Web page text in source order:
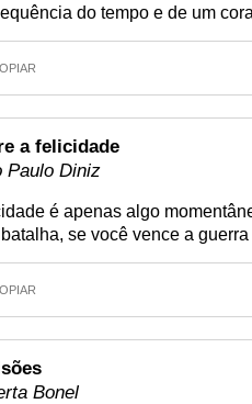
do tempo e de um
a felicidade
Paulo Diniz
é apenas algo
se você vence a
Bonel